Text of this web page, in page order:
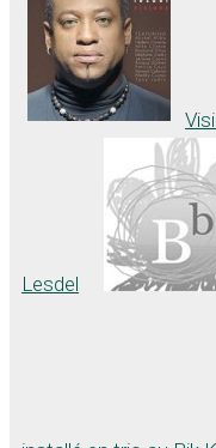
Lesdel